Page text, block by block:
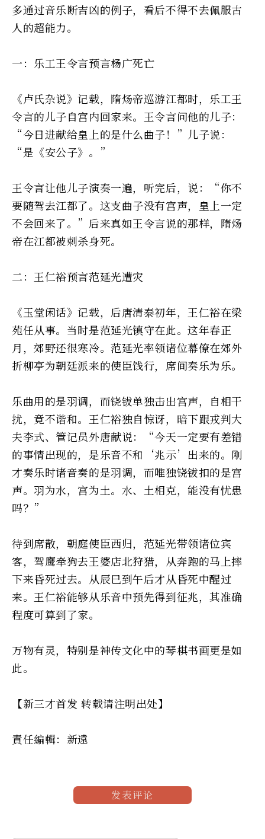
多通过音乐断吉凶的例子，看后不得不去佩服古
人的超能力。
一：乐工王令言预言杨广死亡
《卢氏杂说》记载，隋炀帝巡游江都时，乐工王
令言的儿子自宫内回家来。王令言问他的儿子：
“今日进献给皇上的是什么曲子！”儿子说：
“是《安公子》。”
王令言让他儿子演奏一遍，听完后，说：“你不
要随驾去江都了。这支曲子没有宫声，皇上一定
不会回来了。”后来真如王令言说的那样，隋炀
帝在江都被刺杀身死。
二：王仁裕预言范延光遭灾
《玉堂闲话》记载，后唐清泰初年，王仁裕在梁
苑任从事。当时是范延光镇守在此。这年春正
月，郊野还很寒冷。范延光率领诸位幕僚在郊外
折柳亭为朝廷派来的使臣饯行，席间奏乐为乐。
乐曲用的是羽调，而铙钹单独击出宫声，自相干
扰，竟不谐和。王仁裕独自惊讶，暗下跟戎判大
夫李式、管记员外唐献说：“今天一定要有差错
的事情出现的，是乐音不和‘兆示’出来的。刚
才奏乐时诸音奏的是羽调，而唯独铙钹扣的是宫
声。羽为水，宫为土。水、土相克，能没有忧患
吗？”
待到席散，朝庭使臣西归，范延光带领诸位宾
客，驾鹰牵狗去王婆店北狩猎，从奔跑的马上摔
下来昏死过去。从辰巳到午后才从昏死中醒过
来。王仁裕能够从乐音中预先得到征兆，其准确
程度可算到了家。
万物有灵，特别是神传文化中的琴棋书画更是如
此。
【新三才首发 转载请注明出处】
責任編輯：新遠
发表评论